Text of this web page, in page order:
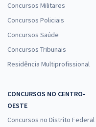
Concursos Militares
Concursos Policiais
Concursos Saúde
Concursos Tribunais
Residência Multiprofissional
CONCURSOS NO CENTRO-
OESTE
Concursos no Distrito Federal